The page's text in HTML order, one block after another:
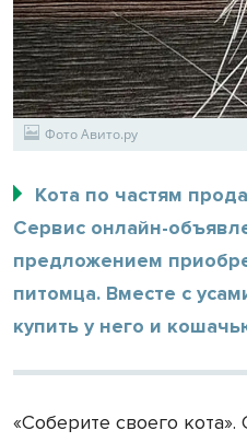
Фото Авито.ру
Кота по частям
Сервис онлайн-
предложением
питомца. Вместе с
купить у него и
«Соберите своего кота».